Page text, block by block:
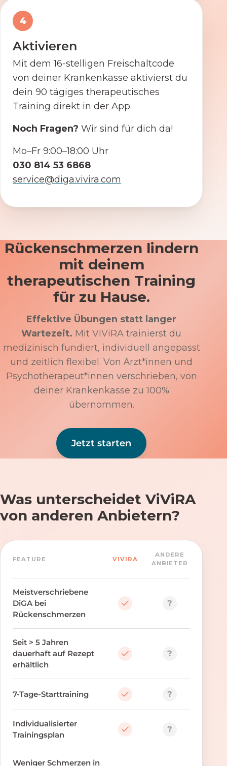
4
Aktivieren
Mit dem 16-stelligen Freischaltcode
von deiner Krankenkasse aktivierst du
dein 90 tägiges therapeutisches
Training direkt in der App.
Noch Fragen? Wir sind für dich da!
Mo–Fr 9:00–18:00 Uhr
030 814 53 6868
service@diga.vivira.com
Rückenschmerzen lindern
mit deinem
therapeutischen Training
für zu Hause.
Effektive Übungen statt langer
Wartezeit. Mit ViViRA trainierst du
medizinisch fundiert, individuell angepasst
und zeitlich flexibel. Von Ärzt*innen und
Psychotherapeut*innen verschrieben, von
deiner Krankenkasse zu 100%
übernommen.
Jetzt starten
Was unterscheidet ViViRA
von anderen Anbietern?
FEATURE VIVIRA
ANDERE
ANBIETER
Meistverschriebene
DiGA bei
Rückenschmerzen
?
Seit > 5 Jahren
dauerhaft auf Rezept
erhältlich
?
7-Tage-Starttraining ?
Individualisierter
Trainingsplan
?
Weniger Schmerzen in